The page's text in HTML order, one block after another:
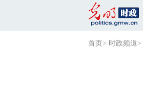
首页 > 时政频道>